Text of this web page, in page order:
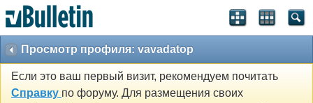
Просмотр профиля: vavadatop
Если это ваш первый визит, рекомендуем почитать
Справку по форуму. Для размещения своих